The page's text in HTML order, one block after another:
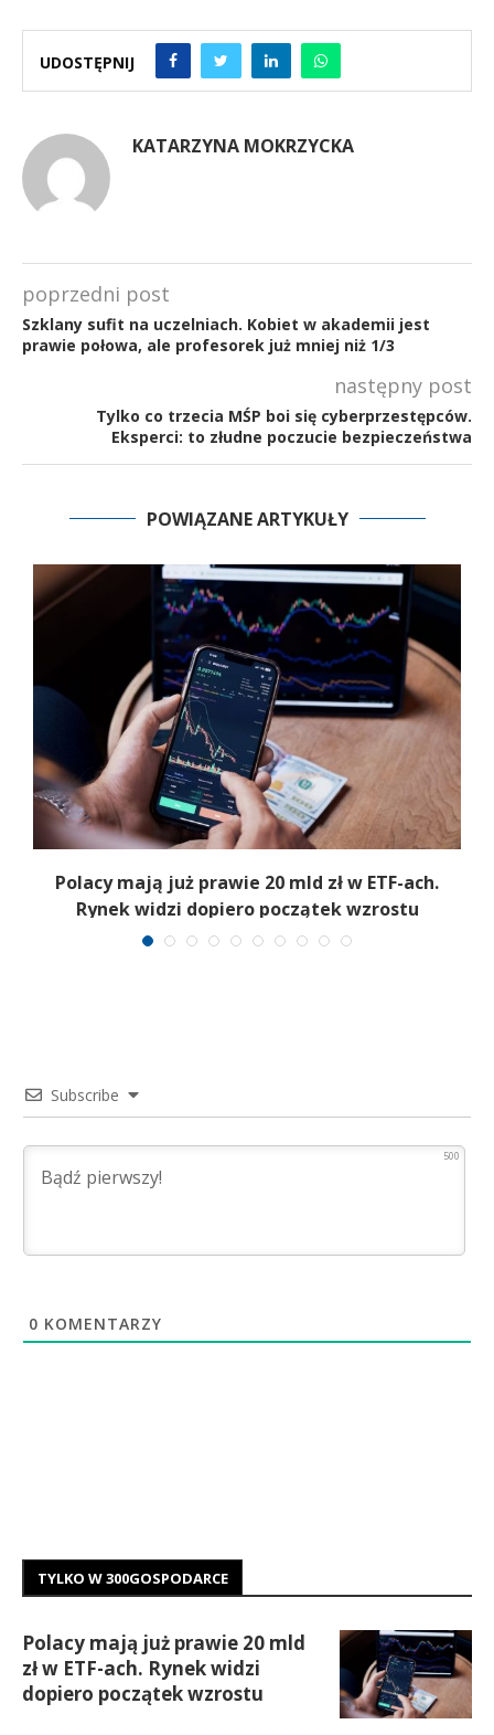
UDOSTĘPNIJ
KATARZYNA MOKRZYCKA
poprzedni post
Szklany sufit na uczelniach. Kobiet w akademii jest
prawie połowa, ale profesorek już mniej niż 1/3
następny post
Tylko co trzecia MŚP boi się cyberprzestępców.
Eksperci: to złudne poczucie bezpieczeństwa
POWIĄZANE ARTYKUŁY
Polacy mają już prawie 20 mld zł w ETF-ach.
Rynek widzi dopiero początek wzrostu
Subscribe
500
0 KOMENTARZY
TYLKO W 300GOSPODARCE
Polacy mają już prawie 20 mld
zł w ETF-ach. Rynek widzi
dopiero początek wzrostu